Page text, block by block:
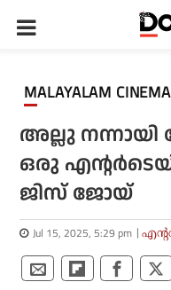
MALAYALAM CINEMA
അല്ലു നന്നായി
ഒരു
ജിസ് ജോയ്
Jul 15, 2025, 5:29 pm